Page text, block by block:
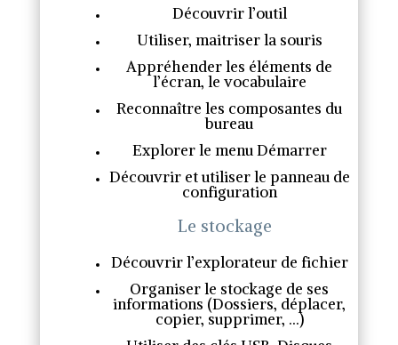
Découvrir l’outil
Utiliser, maitriser la souris
Appréhender les éléments de
l’écran, le vocabulaire
Reconnaître les composantes du
bureau
Explorer le menu Démarrer
Découvrir et utiliser le panneau de
configuration
Le stockage
Découvrir l’explorateur de fichier
Organiser le stockage de ses
informations (Dossiers, déplacer,
copier, supprimer, …)